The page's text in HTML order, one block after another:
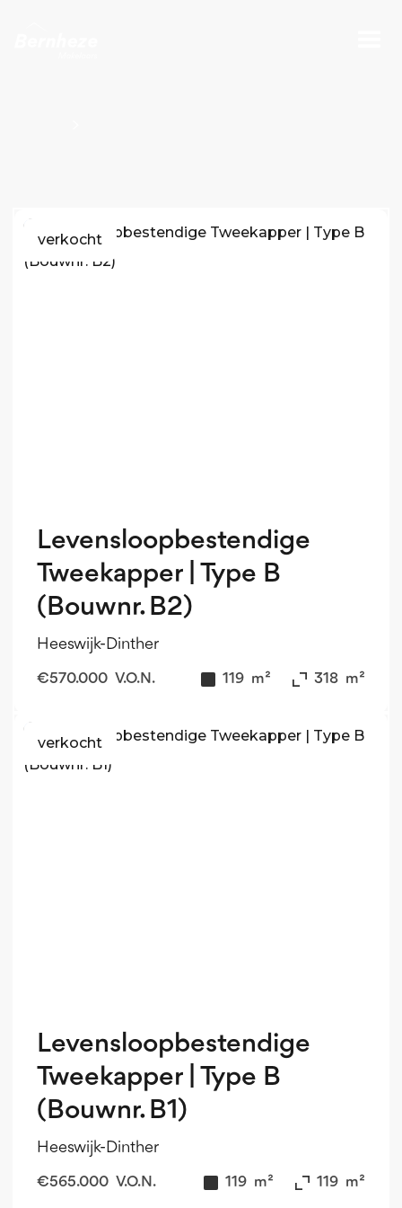
verkocht
Levensloopbestendige
Tweekapper | Type B
(Bouwnr. B2)
Heeswijk-Dinther
€570.000 V.O.N. 119 m² 318 m²
verkocht
Levensloopbestendige
Tweekapper | Type B
(Bouwnr. B1)
Heeswijk-Dinther
€565.000 V.O.N. 119 m² 119 m²